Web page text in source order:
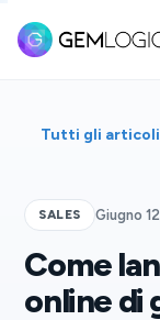
Tutti gli articoli
SALES Giugno
Come
online di